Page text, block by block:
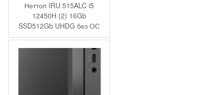
Неттоп IRU 515ALC i5
12450H (2) 16Gb
SSD512Gb UHDG без ОС
GbitEth WiFi BT 120W
черный (2012451)